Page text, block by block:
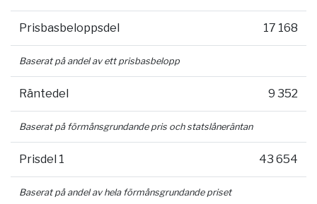
Prisbasbeloppsdel 17 168
Baserat på andel av ett prisbasbelopp
Räntedel 9 352
Baserat på förmånsgrundande pris och statslåneräntan
Prisdel 1 43 654
Baserat på andel av hela förmånsgrundande priset